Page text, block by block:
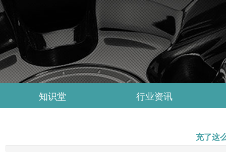
知识堂 行业资讯
充了这